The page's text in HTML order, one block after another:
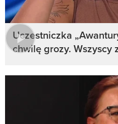
Uczestniczka
chwilę grozy. Wszyscy